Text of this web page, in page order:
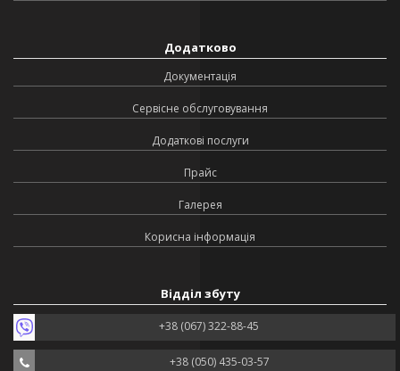
Додатково
Документація
Сервісне обслуговування
Додаткові послуги
Прайс
Галерея
Корисна інформація
Відділ збуту
+38 (067) 322-88-45
+38 (050) 435-03-57